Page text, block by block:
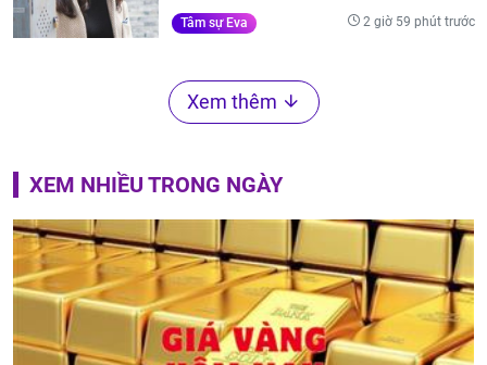
Tâm sự Eva 2 giờ 59 phút trước
Xem thêm
XEM NHIỀU TRONG NGÀY